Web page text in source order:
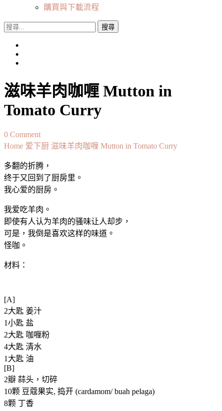
購買與下載流程
搜
滋味羊肉咖喱 Mutton in
Tomato Curry
0 Commenton
滋
羊
肉
咖
喱
Mutton
in
Tomato
Home 爱下厨 滋味羊肉咖喱 Mutton in Tomato Curry
多翻的折腾，
终于又回到了厨房里。
我心爱的厨房。
我爱吃羊肉。
即使有人认为羊肉的骚味让人却步，
可是，我倒是喜欢这样的味道。
怪咖。
材料：
[A]
2大匙 姜汁
1小匙 盐
2大匙 咖喱粉
4大匙 清水
1大匙 油
[B]
2瓣 蒜头，切碎
10颗 豆蔻果实, 捣开 (cardamom/ buah pelaga)
8颗 丁香